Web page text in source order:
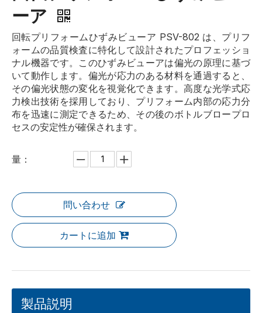
ーア
回転プリフォームひずみビューア PSV-802 は、プリフ
ォームの品質検査に特化して設計されたプロフェッショ
ナル機器です。このひずみビューアは偏光の原理に基づ
いて動作します。偏光が応力のある材料を通過すると、
その偏光状態の変化を視覚化できます。高度な光学式応
力検出技術を採用しており、プリフォーム内部の応力分
布を迅速に測定できるため、その後のボトルブロープロ
セスの安定性が確保されます。
量：
問い合わせ
カートに追加
製品説明